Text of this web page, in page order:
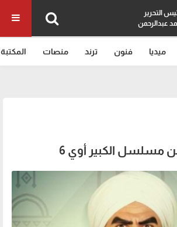
التحرير
عبدالرحمن
ميديا فنون ترند منصات المكتبة